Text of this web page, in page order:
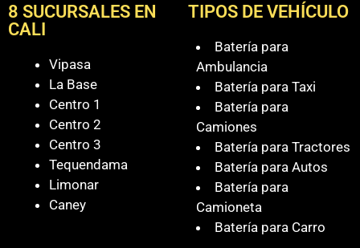
8 SUCURSALES EN
CALI
Vipasa
La Base
Centro 1
Centro 2
Centro 3
Tequendama
Limonar
Caney
TIPOS DE VEHÍCULO
Batería para
Ambulancia
Batería para Taxi
Batería para
Camiones
Batería para Tractores
Batería para Autos
Batería para
Camioneta
Batería para Carro